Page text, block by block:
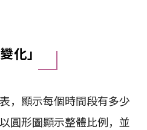
化」
，顯示每個時間段有多少
圓形圖顯示整體比例，並